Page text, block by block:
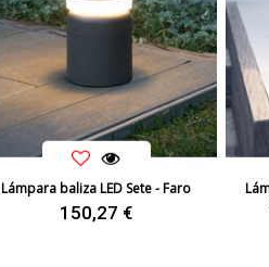
Lámpara baliza LED Sete - Faro
150,27 €